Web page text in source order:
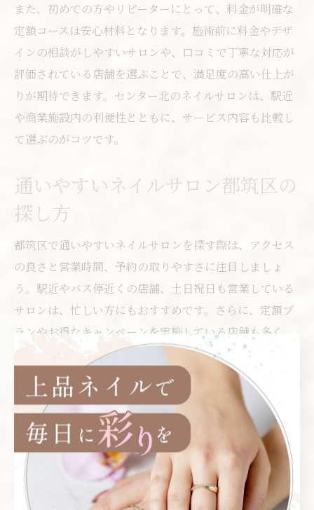
また、初めての方やリピーターにとって、料金が明確な
定額コースは安心材料となります。施術前に料金やデザ
インの相談がしやすいサロンや、口コミで丁寧な対応が
評価されている店舗を選ぶことで、満足度の高い仕上が
りが期待できます。センター北のネイルサロンは、駅近
や商業施設内の利便性とともに、サービス内容も比較し
て選ぶのがコツです。
通いやすいネイルサロン都筑区の
探し方
都筑区で通いやすいネイルサロンを探す際は、アクセス
の良さと営業時間、予約の取りやすさに注目しましょ
う。駅近やバス停近くの店舗、土日祝日も営業している
サロンは、忙しい方にもおすすめです。さらに、定額プ
ランやお得なキャンペーンを実施している店舗も多く、
継続的に通いやすい環境が整っています。
具体的には、公式サイトや予約アプリで空き状況やメニ
ュー内容を事前に確認すると安心です。また、口コミや
レビューで施術の丁寧さやスタッフの対応をチェックす
るのも有効です。自分のライフスタイルや希望するデザ
インに合ったサロンを選ぶことで、長く通えるお気に入
りの場所が見つかります。都筑区には初心者から経験者